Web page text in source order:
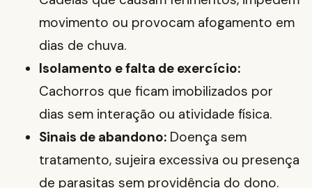
movimento ou provocam afogamento em
dias de chuva.
Isolamento e falta de exercício:
Cachorros que ficam imobilizados por
dias sem interação ou atividade física.
Sinais de abandono: Doença sem
tratamento, sujeira excessiva ou presença
de parasitas sem providência do dono.